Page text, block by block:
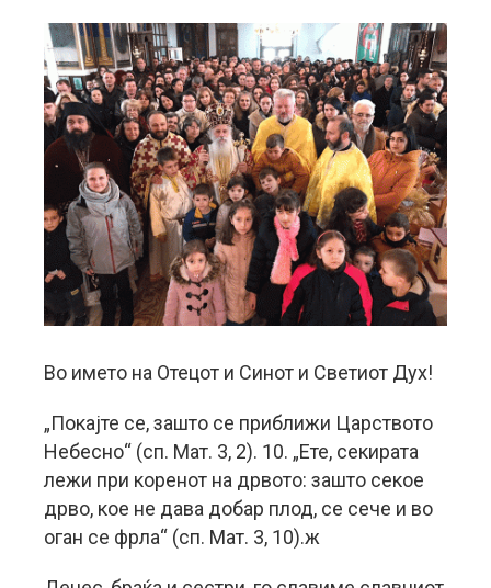
Во името на Отецот и Синот и Светиот Дух!
„Покајте се, зашто се приближи Царството
Небесно“ (сп. Мат. 3, 2). 10. „Ете, секирата
лежи при коренот на дрвото: зашто секое
дрво, кое не дава добар плод, се сече и во
оган се фрла“ (сп. Мат. 3, 10).ж